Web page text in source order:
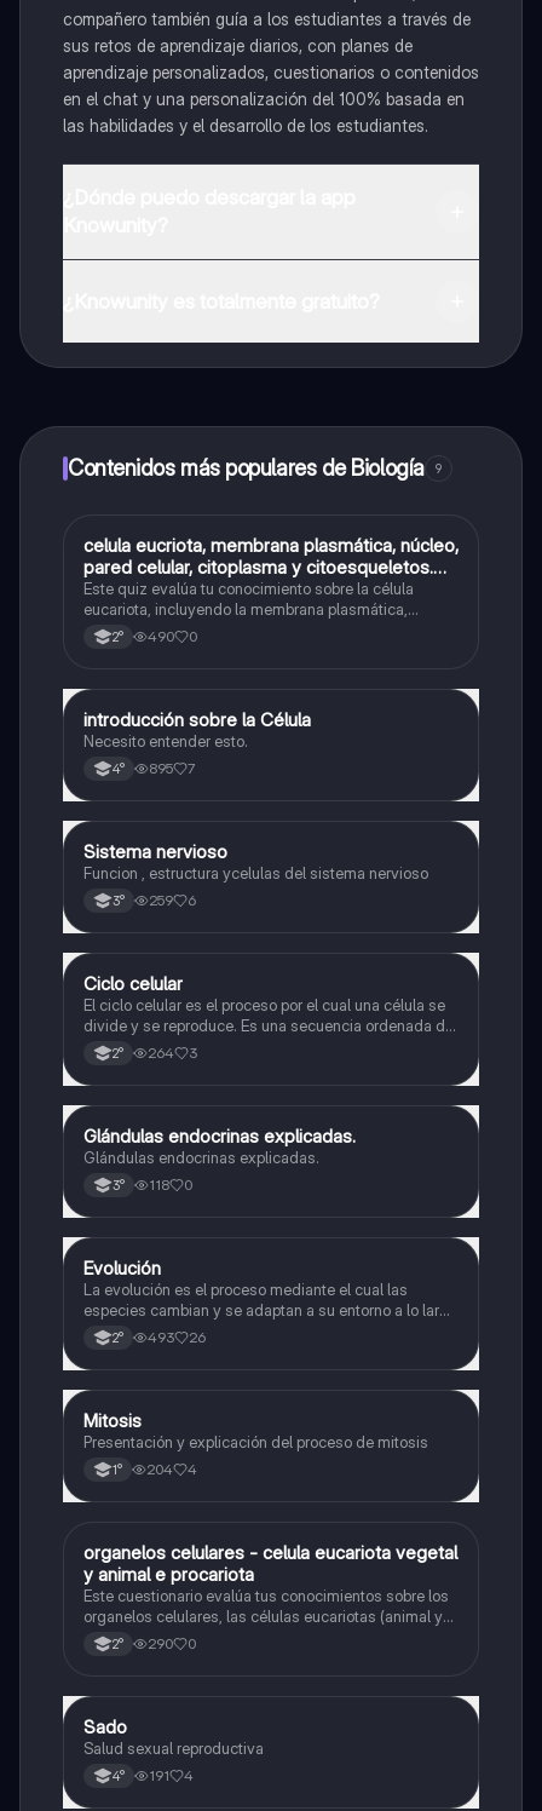
compañero también guía a los estudiantes a través de
sus retos de aprendizaje diarios, con planes de
aprendizaje personalizados, cuestionarios o contenidos
en el chat y una personalización del 100% basada en
las habilidades y el desarrollo de los estudiantes.
a determinadas funciones.
Contenidos más populares de Biología 9
CBiología
celula eucriota, membrana plasmática, núcleo,
pared celular, citoplasma y citoesqueletos.
nombre se las partes de la celula eucariota
Este quiz evalúa tu conocimiento sobre la célula
eucariota, incluyendo la membrana plasmática,
núcleo, pared celular, citoplasma y citoesqueleto.
2° 490 0
Biología
introducción sobre la Célula
Necesito entender esto.
4° 895 7
Biología
Sistema nervioso
Funcion , estructura ycelulas del sistema nervioso
3° 259 6
Biología
Ciclo celular
El ciclo celular es el proceso por el cual una célula se
divide y se reproduce. Es una secuencia ordenada de
eventos que permiten la replicación del material
genético y la formación de dos células hijas idénticas
2° 264 3
Biología
Glándulas endocrinas explicadas.
Glándulas endocrinas explicadas.
3° 118 0
Biología
Evolución
La evolución es el proceso mediante el cual las
especies cambian y se adaptan a su entorno a lo largo
del tiempo.
2° 493 26
Biología
Mitosis
Presentación y explicación del proceso de mitosis
1° 204 4
OBiología
organelos celulares - celula eucariota vegetal
y animal e procariota
Este cuestionario evalúa tus conocimientos sobre los
organelos celulares, las células eucariotas (animal y
vegetal) y las células procariotas.
2° 290 0
Biología
Sado
Salud sexual reproductiva
4° 191 4